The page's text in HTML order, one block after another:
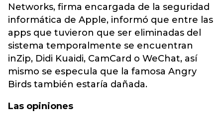
Networks, firma encargada de la seguridad
informática de Apple, informó que entre las
apps que tuvieron que ser eliminadas del
sistema temporalmente se encuentran
inZip, Didi Kuaidi, CamCard o WeChat, así
mismo se especula que la famosa Angry
Birds también estaría dañada.
Las opiniones